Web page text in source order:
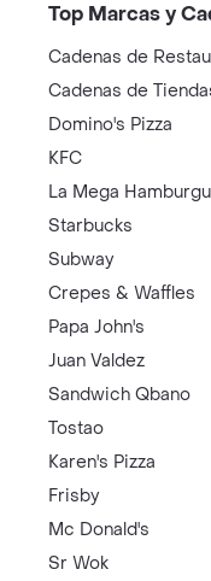
Top Marcas y
Cadenas de
Cadenas de
Domino's Pizza
KFC
La Mega
Starbucks
Subway
Crepes & Waffles
Papa John's
Juan Valdez
Sandwich Qbano
Tostao
Karen's Pizza
Frisby
Mc Donald's
Sr Wok